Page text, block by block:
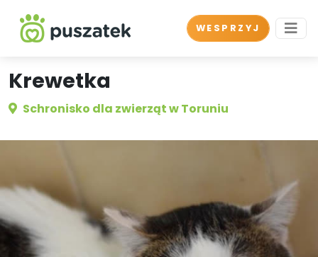
WESPRZYJ
Krewetka
Schronisko dla zwierząt w Toruniu